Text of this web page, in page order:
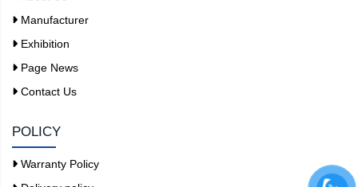
Manufacturer
Exhibition
Page News
Contact Us
POLICY
Warranty Policy